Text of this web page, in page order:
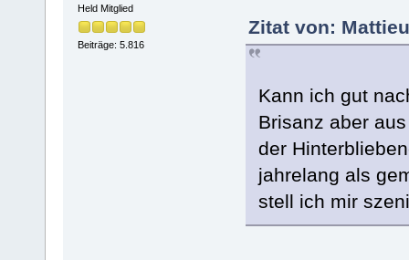
Held Mitglied
Beiträge: 5.816
Zitat von:
Kann ich gut
Brisanz aber
der
jahrelang als
stell ich mir